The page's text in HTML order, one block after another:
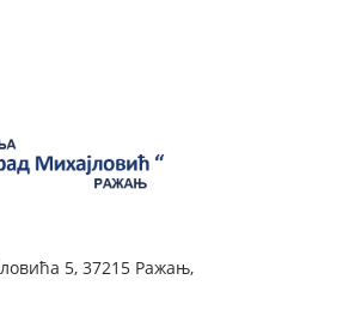
5, 37215 Ражањ,